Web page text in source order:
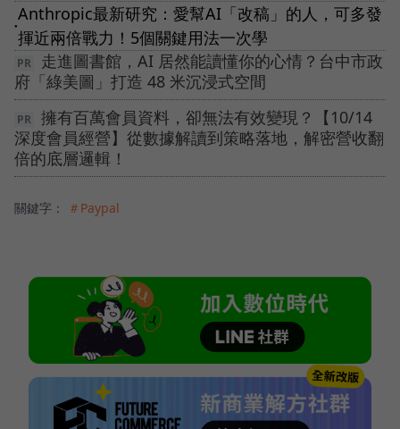
●
Anthropic最新研究：愛幫AI「改稿」的人，可多發
揮近兩倍戰力！5個關鍵用法一次學
走進圖書館，AI 居然能讀懂你的心情？台中市政
府「綠美圖」打造 48 米沉浸式空間
擁有百萬會員資料，卻無法有效變現？【10/14
深度會員經營】從數據解讀到策略落地，解密營收翻
倍的底層邏輯！
關鍵字： ＃Paypal